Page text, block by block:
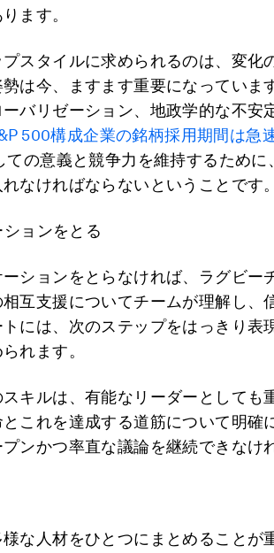
ます。
スタイルに求められるのは、変化
は今、ますます重要になっていま
バリゼーション、地政学的な不安
500構成企業の銘柄採用期間は急
ての意義と競争力を維持するために
なければならないということです。
ョンをとる
ションをとらなければ、ラグビー
互支援についてチームが理解し、
には、次のステップをはっきり表
れます。
キルは、有能なリーダーとしても
これを達成する道筋について明確
ンかつ率直な議論を継続できなけ
な人材をひとつにまとめることが